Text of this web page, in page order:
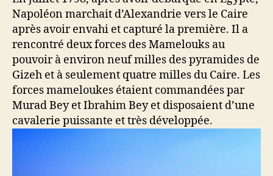
Napoléon marchait d’Alexandrie vers le Caire
après avoir envahi et capturé la première. Il a
rencontré deux forces des Mamelouks au
pouvoir à environ neuf milles des pyramides de
Gizeh et à seulement quatre milles du Caire. Les
forces mameloukes étaient commandées par
Murad Bey et Ibrahim Bey et disposaient d’une
cavalerie puissante et très développée.